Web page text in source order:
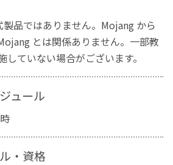
製品ではありません。Mojang から
とは関係ありません。一部教
ていない場合がございます。
ュール
・資格